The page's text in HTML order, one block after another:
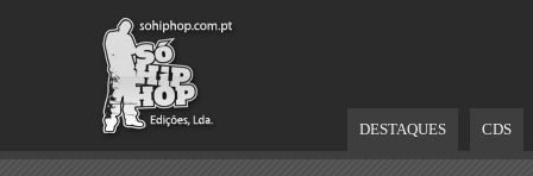
DESTAQUES CDS